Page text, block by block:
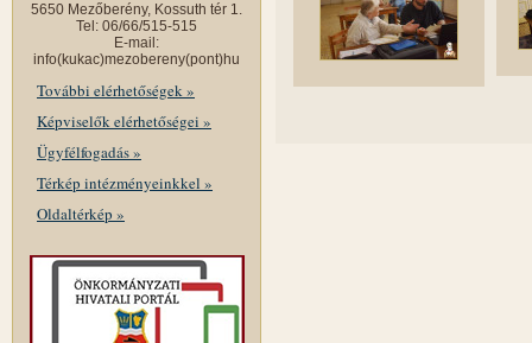
5650 Mezőberény, Kossuth tér 1.
Tel: 06/66/515-515
E-mail:
info(kukac)mezobereny(pont)hu
További elérhetőségek »
Képviselők elérhetőségei »
Ügyfélfogadás »
Térkép intézményeinkkel »
Oldaltérkép »